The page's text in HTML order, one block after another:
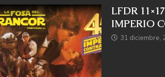
LFDR
IMPERIO
31 diciembre,